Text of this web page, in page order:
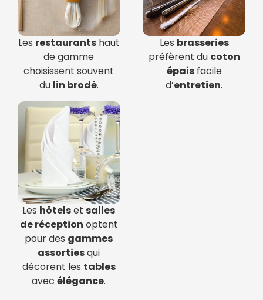
Les restaurantshaut
de gamme
choisissent souvent
du lin brodé.
Les brasseries
préfèrent du coton
épaisfacile
d’entretien.
Les hôtelset salles
de réception optent
pour des gammes
assortiesqui
décorent les tables
avecélégance.